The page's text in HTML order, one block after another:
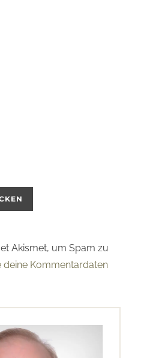
Akismet, um Spam zu
deine Kommentardaten